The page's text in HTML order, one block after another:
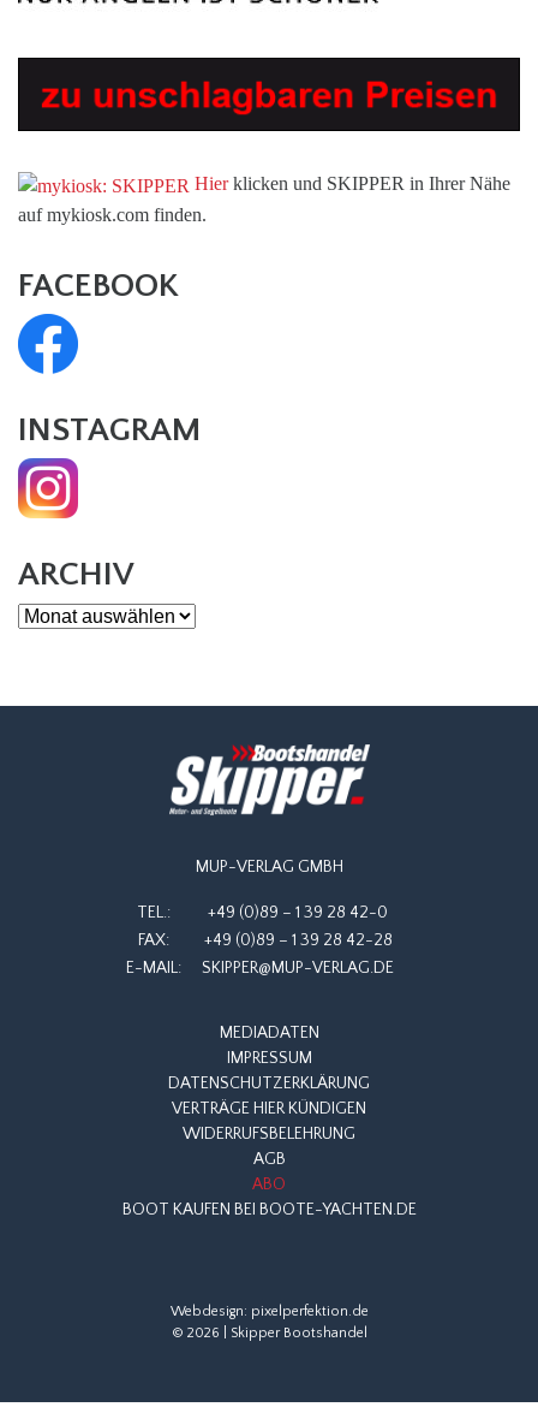
Hierklicken und SKIPPER in Ihrer Nähe
auf mykiosk.com finden.
FACEBOOK
INSTAGRAM
ARCHIV
Archiv
MUP-VERLAG GMBH
TEL.:
+49 (0)89 – 1 39 28 42-0
FAX:
+49 (0)89 – 1 39 28 42-28
E-MAIL:
SKIPPER@MUP-VERLAG.DE
MEDIADATEN
IMPRESSUM
DATENSCHUTZERKLÄRUNG
VERTRÄGE HIER KÜNDIGEN
WIDERRUFSBELEHRUNG
AGB
ABO
BOOT KAUFEN BEI BOOTE-YACHTEN.DE
Webdesign: pixelperfektion.de
© 2026 | Skipper Bootshandel